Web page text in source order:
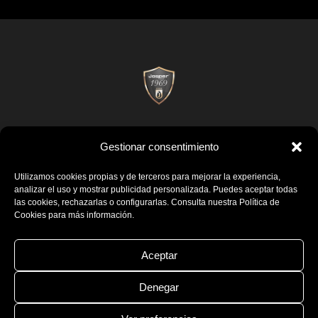
Gestionar consentimiento
Utilizamos cookies propias y de terceros para mejorar la experiencia,
analizar el uso y mostrar publicidad personalizada. Puedes aceptar todas
las cookies, rechazarlas o configurarlas. Consulta nuestra Política de
Cookies para más información.
Aceptar
Denegar
Josper © 2026Aviso LegalPolítica de CookiesPolítica de Calidad
Certificados
FacebookLinkedInInstagramYoutube